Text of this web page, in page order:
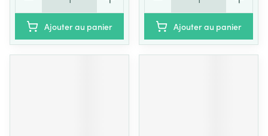
Ajouter au panier Ajouter au panier